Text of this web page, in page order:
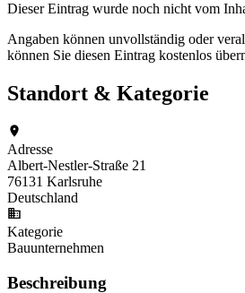
Dieser Eintrag wurde noch nicht vom
Angaben können unvollständig oder
können Sie diesen Eintrag kostenlos
Standort & Kategorie
Adresse
Albert-Nestler-Straße 21
76131 Karlsruhe
Deutschland
Kategorie
Bauunternehmen
Beschreibung